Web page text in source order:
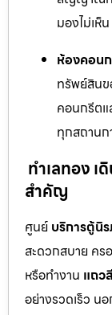
มองไม่เห็
ห้องคอน
ทรัพย์สิน
คอนกรีตแ
ทุกสถาน
ทำเลทอง
สำคัญ
ศูนย์ บริการตู้นิ
สะดวกสบาย ค
หรือทำงาน แถว
อย่างรวดเร็ว น